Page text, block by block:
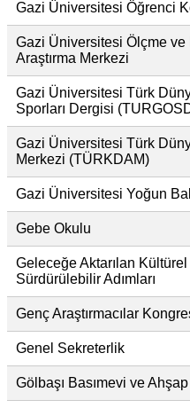
Gazi Üniversitesi Öğrenci
Gazi Üniversitesi Ölçme
Araştırma Merkezi
Gazi Üniversitesi Türk
Sporları Dergisi
Gazi Üniversitesi Türk
Merkezi (TÜRKDAM)
Gazi Üniversitesi Yoğun
Gebe Okulu
Geleceğe Aktarılan
Sürdürülebilir Adımları
Genç Araştırmacılar
Genel Sekreterlik
Gölbaşı Basımevi ve